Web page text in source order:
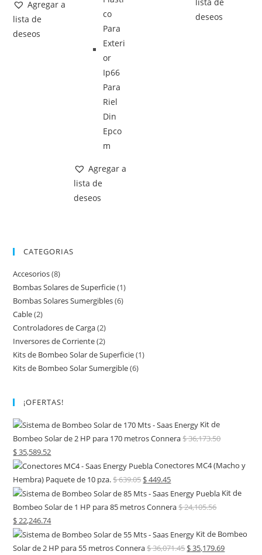
Agregar a
lista de
deseos
Agregar a
lista de
deseos
deseos
CATEGORIAS
Accesorios(8)
Bombas Solares de Superficie(1)
Bombas Solares Sumergibles(6)
Cable(2)
Controladores de Carga(2)
Inversores de Corriente(2)
Kits de Bombeo Solar de Superficie(1)
Kits de Bombeo Solar Sumergible(6)
¡OFERTAS!
Kit de
Bombeo Solar de 2 HP para 170 metros Connera$36,173.50
$35,589.52
Conectores MC4 (Macho y
Hembra) Paquete de 10 pza.$639.05$449.45
Kit de
Bombeo Solar de 1 HP para 85 metros Connera$24,105.56
$22,246.74
Kit de Bombeo
Solar de 2 HP para 55 metros Connera$36,071.45$35,179.69